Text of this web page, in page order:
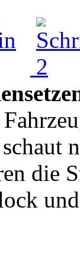
die